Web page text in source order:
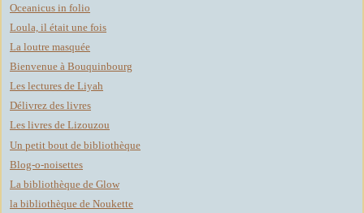
Oceanicus in folio
Loula, il était une fois
La loutre masquée
Bienvenue à Bouquinbourg
Les lectures de Liyah
Délivrez des livres
Les livres de Lizouzou
Un petit bout de bibliothèque
Blog-o-noisettes
La bibliothèque de Glow
la bibliothèque de Noukette